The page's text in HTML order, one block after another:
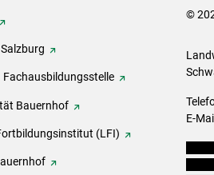
Fachausbildungsstelle
Bauernhof
(LFI)
©
E-